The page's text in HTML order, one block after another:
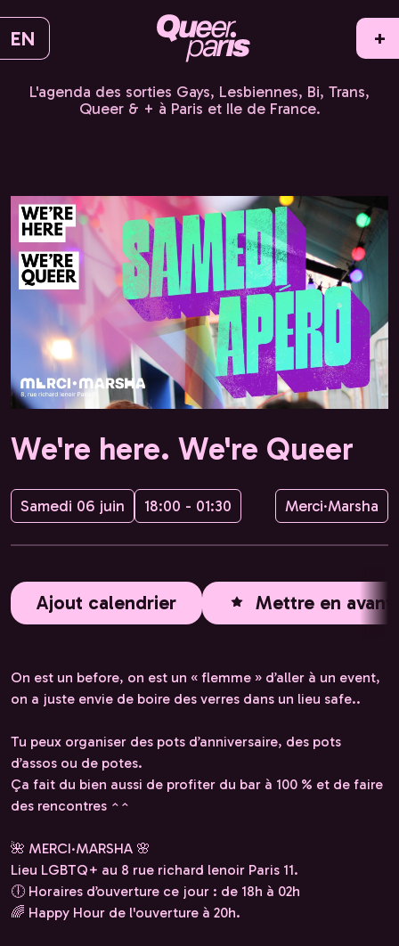
EN +
L'agenda des sorties Gays, Lesbiennes, Bi, Trans,
Queer & + à Paris et Ile de France.
We're here. We're Queer
Samedi 06 juin 18:00 - 01:30 Merci·Marsha
Ajout calendrier Mettre en avant
On est un before, on est un « flemme » d’aller à un event,
on a juste envie de boire des verres dans un lieu safe..
Tu peux organiser des pots d’anniversaire, des pots
d’assos ou de potes.
Ça fait du bien aussi de profiter du bar à 100 % et de faire
des rencontres ^^
🌺 MERCI·MARSHA 🌸
Lieu LGBTQ+ au 8 rue richard lenoir Paris 11.
🕕 Horaires d’ouverture ce jour : de 18h à 02h
🌈 Happy Hour de l'ouverture à 20h.